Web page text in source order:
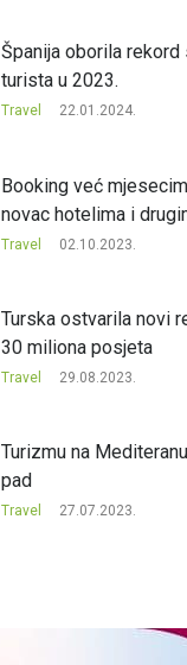
Španija oborila rekord
turista u 2023.
Travel 22.01.2024.
Booking već
novac hotelima i
Travel 02.10.2023.
Turska ostvarila novi
30 miliona posjeta
Travel 29.08.2023.
Turizmu na
pad
Travel 27.07.2023.